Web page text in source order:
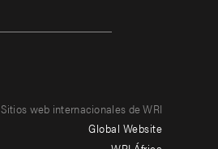
Sitios web internacionales de WRI
Global Website